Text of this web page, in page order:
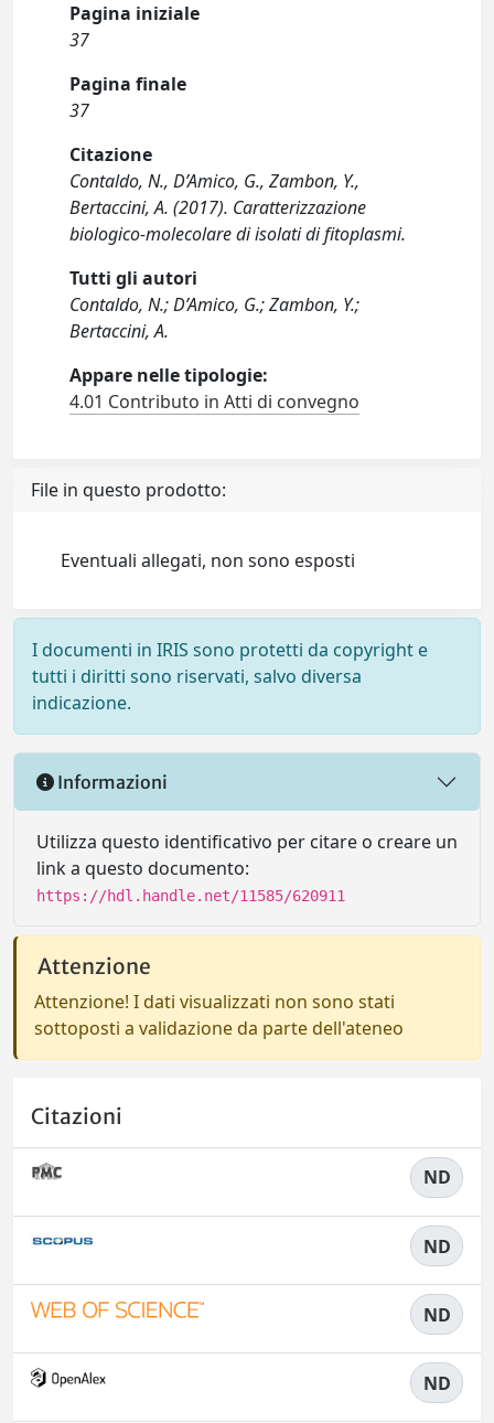
Pagina iniziale
37
Pagina finale
37
Citazione
Contaldo, N., D’Amico, G., Zambon, Y.,
Bertaccini, A. (2017). Caratterizzazione
biologico-molecolare di isolati di fitoplasmi.
Tutti gli autori
Contaldo, N.; D’Amico, G.; Zambon, Y.;
Bertaccini, A.
Appare nelle tipologie:
4.01 Contributo in Atti di convegno
File in questo prodotto:
Eventuali allegati, non sono esposti
I documenti in IRIS sono protetti da copyright e
tutti i diritti sono riservati, salvo diversa
indicazione.
Informazioni
Utilizza questo identificativo per citare o creare un
link a questo documento:
https://hdl.handle.net/11585/620911
Attenzione
Attenzione! I dati visualizzati non sono stati
sottoposti a validazione da parte dell'ateneo
Citazioni
ND
ND
ND
ND